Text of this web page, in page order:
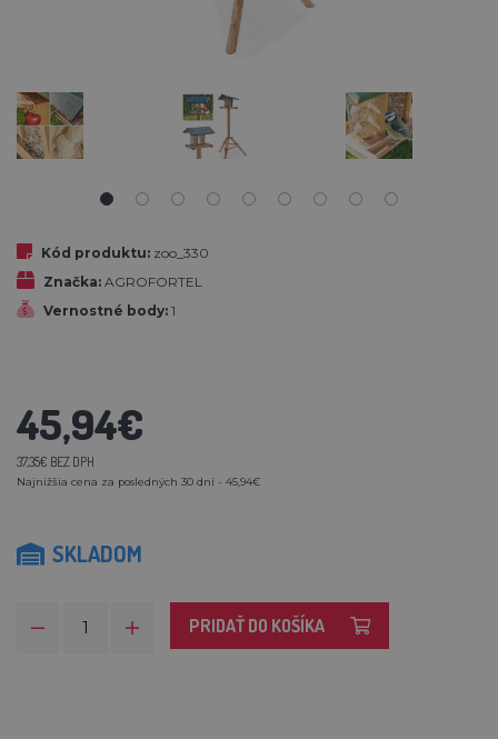
Kód produktu: zoo_330
Značka: AGROFORTEL
Vernostné body: 1
45,94€
37,35€ BEZ DPH
Najnižšia cena za posledných 30 dní - 45,94€
SKLADOM
PRIDAŤ DO KOŠÍKA